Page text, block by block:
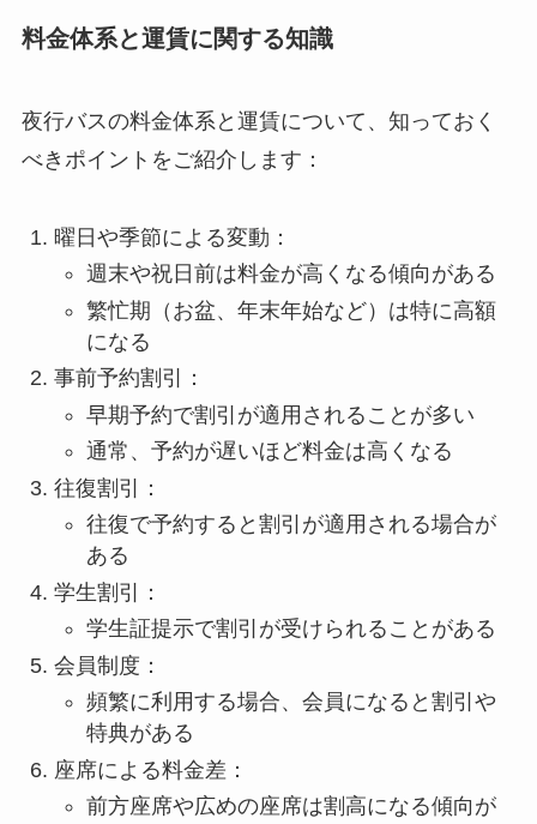
料金体系と運賃に関する知識
夜行バスの料金体系と運賃について、知っておく
べきポイントをご紹介します：
曜日や季節による変動：
週末や祝日前は料金が高くなる傾向がある
繁忙期（お盆、年末年始など）は特に高額
になる
事前予約割引：
早期予約で割引が適用されることが多い
通常、予約が遅いほど料金は高くなる
往復割引：
往復で予約すると割引が適用される場合が
ある
学生割引：
学生証提示で割引が受けられることがある
会員制度：
頻繁に利用する場合、会員になると割引や
特典がある
座席による料金差：
前方座席や広めの座席は割高になる傾向が